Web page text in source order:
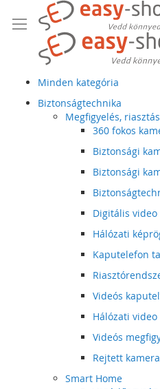
Minden kategória
Biztonságtechnika
Megfigyelés, riasztás
360 fokos
Biztonsági
Biztonsági
Digitális video
Hálózati
Kaputelefon
Videós
Hálózati
Videós
Rejtett kamera
Smart Home